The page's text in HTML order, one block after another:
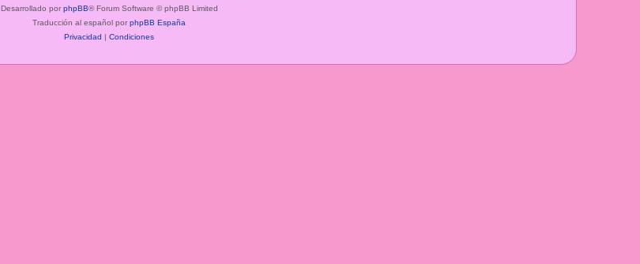
Desarrollado por phpBB® Forum Software © phpBB Limited
Traducción al español por phpBB España
Privacidad | Condiciones